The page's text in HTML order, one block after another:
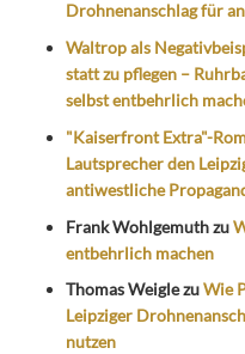
Drohnenanschlag für
Waltrop als
statt zu pflegen –
selbst entbehrlich
"Kaiserfront Extra"-
Lautsprecher den
antiwestliche
Frank Wohlgemuthzu
entbehrlich machen
Thomas WeiglezuWie
Leipziger
nutzen